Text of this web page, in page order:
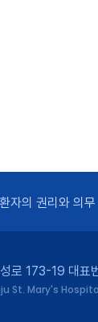
환자의 권리와 의무
성로 173-19 대
St. Mary's